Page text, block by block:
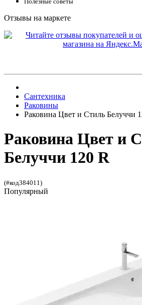
Отзывы на маркете
Сантехника
Раковины
Раковина Цвет и Стиль Белуччи
Раковина Цвет и
Белуччи 120 R
(#код384011)
Популярный